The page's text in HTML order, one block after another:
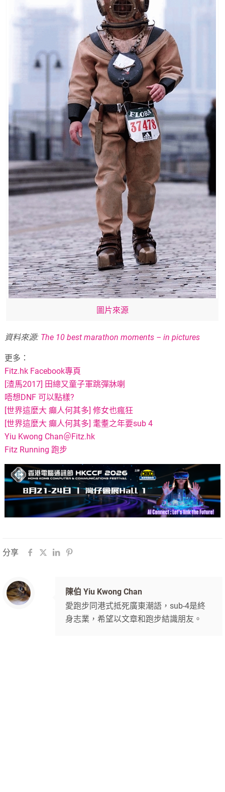
圖片來源
資料來源: The 10 best marathon moments – in pictures
更多：
Fitz.hk Facebook專頁
[渣馬2017] 田總又童子軍跳彈牀喇
唔想DNF 可以點樣?
[世界這麼大 癲人何其多] 修女也瘋狂
[世界這麼大 癲人何其多] 耄耋之年要sub 4
Yiu Kwong Chan＠Fitz.hk
Fitz Running 跑步
分享
陳伯 Yiu Kwong Chan
愛跑步同港式抵死廣東潮語，sub-4是終
身志業，希望以文章和跑步結識朋友。